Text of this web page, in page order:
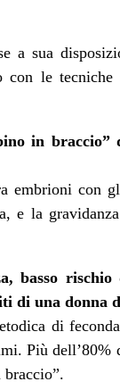
a sua
con le
in braccio”
embrioni con
e la
basso
di una donna
di
Più dell’80%
braccio”.